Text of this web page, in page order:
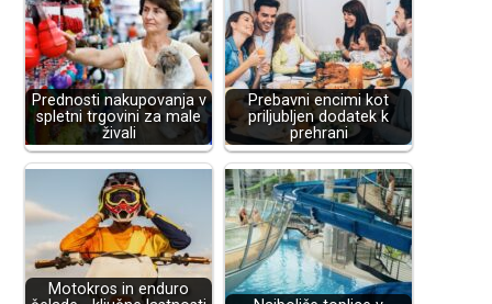
Prednosti nakupovanja v
spletni trgovini za male
živali
Prebavni encimi kot
priljubljen dodatek k
prehrani
Motokros in enduro